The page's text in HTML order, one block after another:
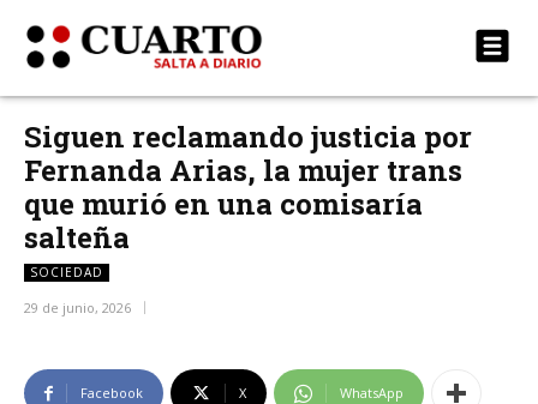
Siguen reclamando justicia por
Fernanda Arias, la mujer trans
que murió en una comisaría
salteña
SOCIEDAD
29 de junio, 2026
Facebook X WhatsApp